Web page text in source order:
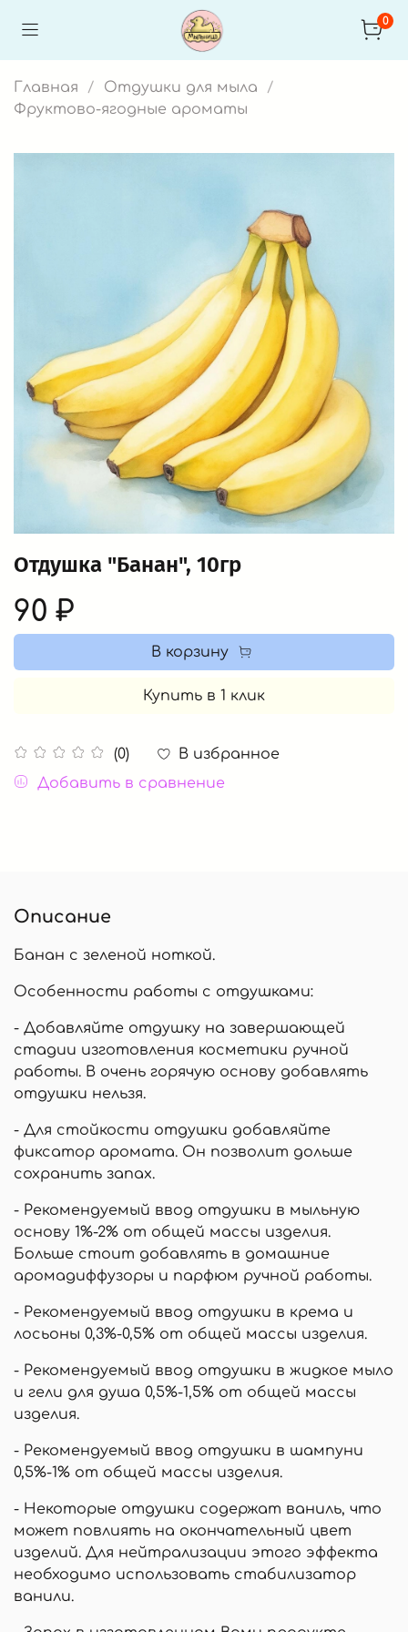
0
Главная
Отдушки для мыла
Фруктово-ягодные ароматы
Отдушка "Банан", 10гр
(0)
В избранное
Добавить в сравнение
90 ₽
В корзину
Купить в 1 клик
Описание
Банан с зеленой ноткой.
Особенности работы с отдушками:
- Добавляйте отдушку на завершающей
стадии изготовления косметики ручной
работы. В очень горячую основу добавлять
отдушки нельзя.
- Для стойкости отдушки добавляйте
фиксатор аромата. Он позволит дольше
сохранить запах.
- Рекомендуемый ввод отдушки в мыльную
основу 1%-2% от общей массы изделия.
Больше стоит добавлять в домашние
аромадиффузоры и парфюм ручной работы.
- Рекомендуемый ввод отдушки в крема и
лосьоны 0,3%-0,5% от общей массы изделия.
- Рекомендуемый ввод отдушки в жидкое мыло
и гели для душа 0,5%-1,5% от общей массы
изделия.
- Рекомендуемый ввод отдушки в шампуни
0,5%-1% от общей массы изделия.
- Некоторые отдушки содержат ваниль, что
может повлиять на окончательный цвет
изделий. Для нейтрализации этого эффекта
необходимо использовать стабилизатор
ванили.